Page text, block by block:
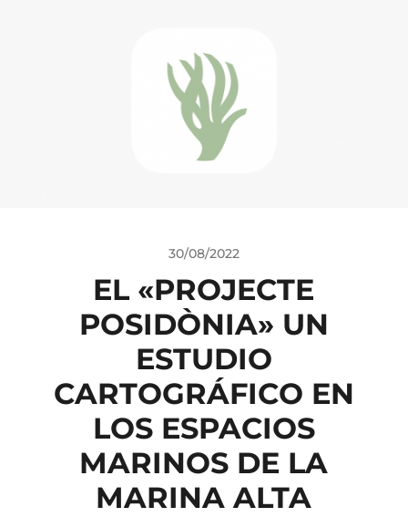
30/08/2022
EL «PROJECTE
POSIDÒNIA» UN
ESTUDIO
CARTOGRÁFICO EN
LOS ESPACIOS
MARINOS DE LA
MARINA ALTA